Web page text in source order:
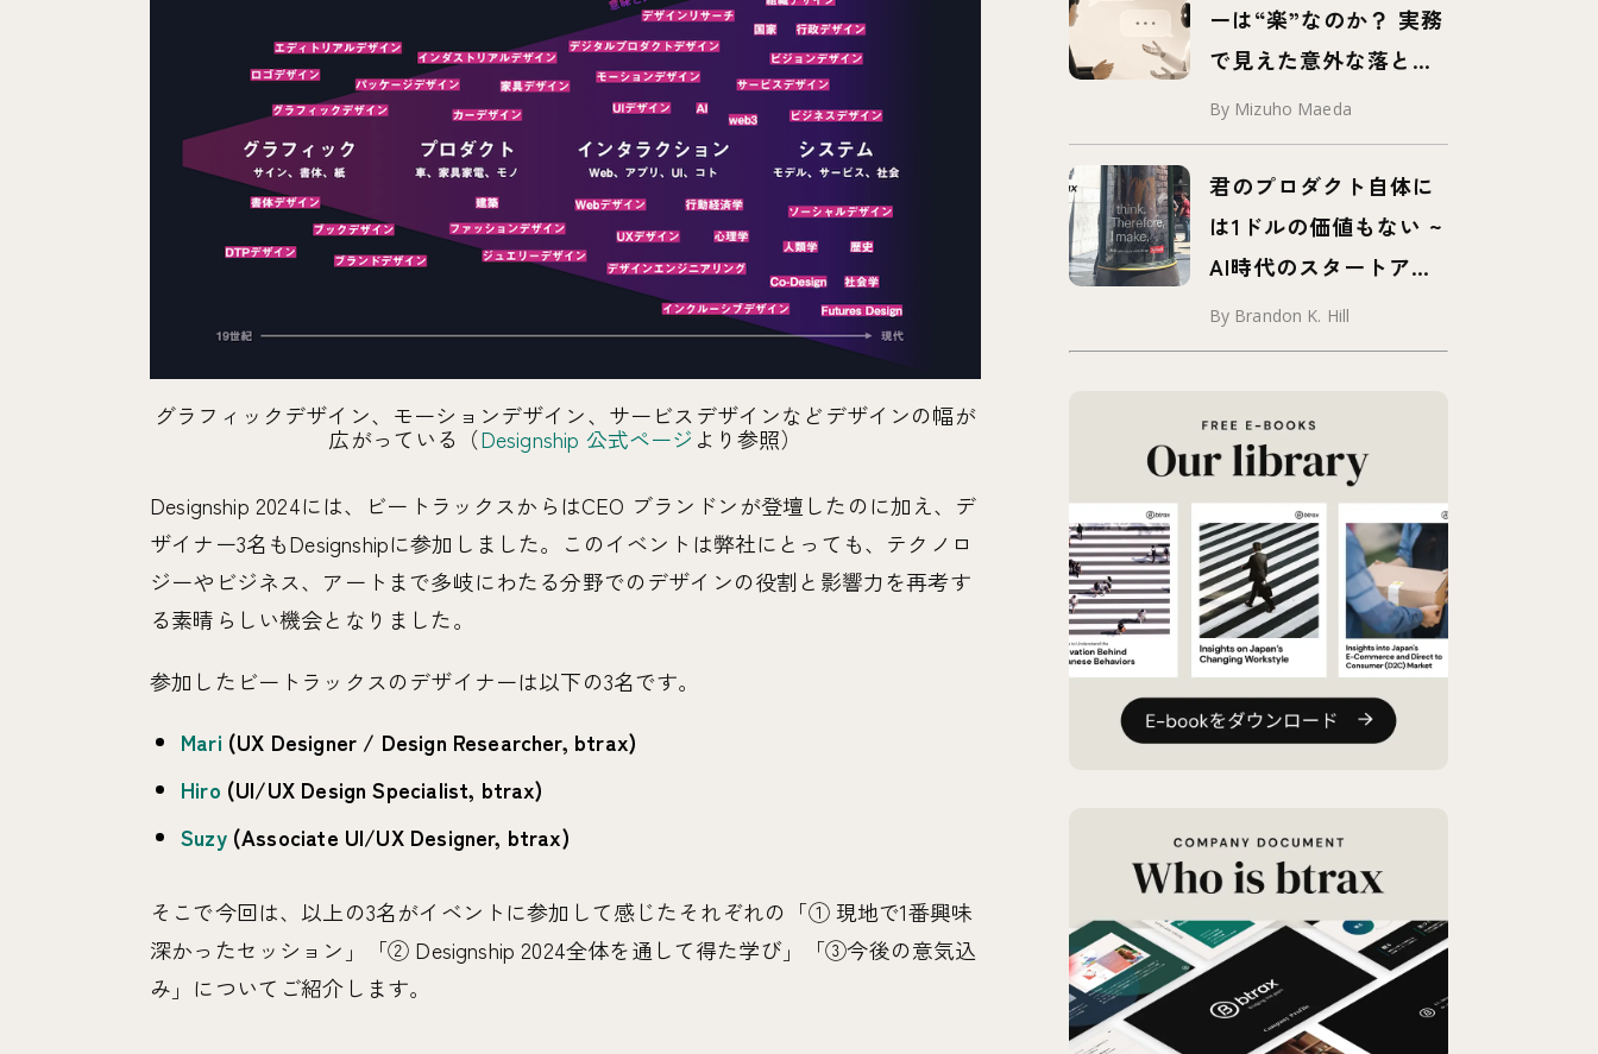
グラフィックデザイン、モーションデザイン、サービスデザインなどデザインの幅が
広がっている（Designship 公式ページ より参照）
Designship 2024には、ビートラックスからはCEO ブランドンが登壇したのに加え、デ
ザイナー3名もDesignshipに参加しました。このイベントは弊社にとっても、テクノロ
ジーやビジネス、アートまで多岐にわたる分野でのデザインの役割と影響力を再考す
る素晴らしい機会となりました。
参加したビートラックスのデザイナーは以下の3名です。
Mari (UX Designer / Design Researcher, btrax)
Hiro (UI/UX Design Specialist, btrax)
Suzy(Associate UI/UX Designer, btrax)
そこで今回は、以上の3名がイベントに参加して感じたそれぞれの「① 現地で1番興味
深かったセッション」「② Designship 2024全体を通して得た学び」「③今後の意気込
み」についてご紹介します。
ーは“楽”なのか？ 実務
で見えた意外な落とし
穴
By Mizuho Maeda
君のプロダクト自体に
は1ドルの価値もない ~
AI時代のスタートアッ
プに求められる要素と
は？ ~
By Brandon K. Hill